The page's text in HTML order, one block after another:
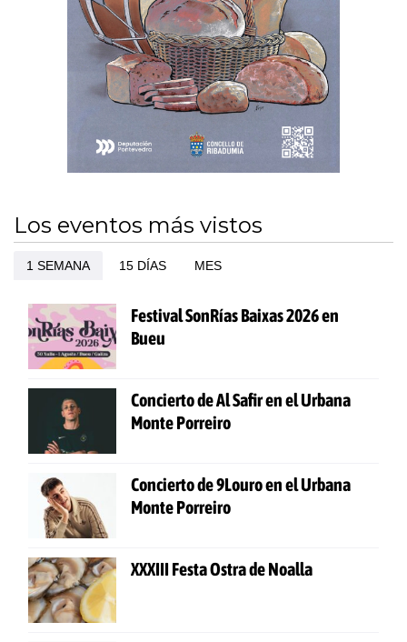
Los eventos más vistos
1 SEMANA 15 DÍAS MES
Festival SonRías Baixas 2026 en
Bueu
Concierto de Al Safir en el Urbana
Monte Porreiro
Concierto de 9Louro en el Urbana
Monte Porreiro
XXXIII Festa Ostra de Noalla